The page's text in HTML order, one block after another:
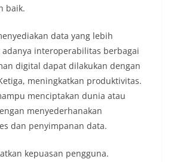
baik.
data yang lebih
interoperabilitas berbagai
digital dapat dilakukan dengan
meningkatkan produktivitas.
menciptakan dunia atau
menyederhanakan
dan penyimpanan data.
kepuasan pengguna.